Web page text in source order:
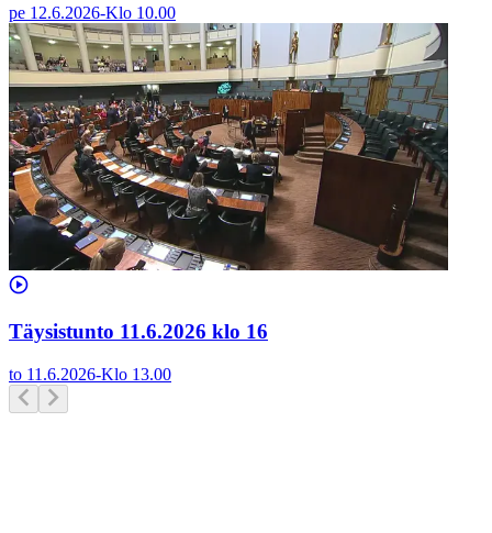
pe 12.6.2026-Klo 10.00
Täysistunto 11.6.2026 klo 16
to 11.6.2026-Klo 13.00